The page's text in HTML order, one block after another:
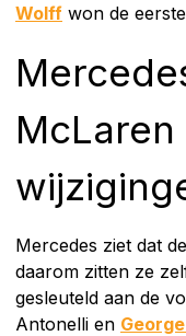
Wolff won de
Mercedes ziet dat
daarom zitten ze
gesleuteld aan de
Antonelli en